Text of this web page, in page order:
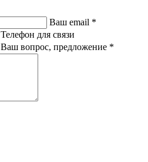
Ваш email *
Телефон для связи
Ваш вопрос, предложение *